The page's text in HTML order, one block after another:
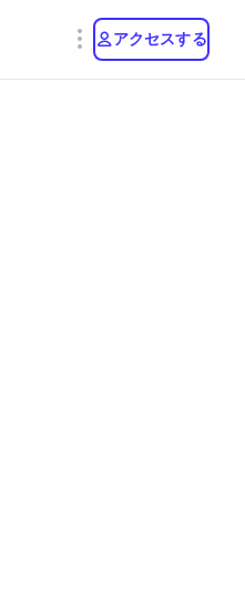
アクセスする